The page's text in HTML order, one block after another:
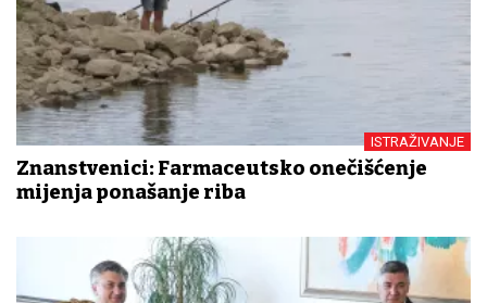
ISTRAŽIVANJE
Znanstvenici: Farmaceutsko onečišćenje
mijenja ponašanje riba